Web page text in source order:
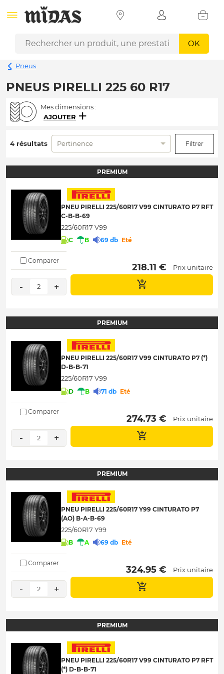
OK
Pneus
PNEUS PIRELLI 225 60 R17
Mes dimensions :
AJOUTER
4 résultats Pertinence Filtrer
PREMIUM
PNEU PIRELLI 225/60R17 V99 CINTURATO P7 RFT
C-B-B-69
225/60R17 V99
C B 69 db Eté
Comparer
- 2 +
218.11 € Prix unitaire
PREMIUM
PNEU PIRELLI 225/60R17 V99 CINTURATO P7 (*)
D-B-B-71
225/60R17 V99
D B 71 db Eté
Comparer
- 2 +
274.73 € Prix unitaire
PREMIUM
PNEU PIRELLI 225/60R17 Y99 CINTURATO P7
(AO) B-A-B-69
225/60R17 Y99
B A 69 db Eté
Comparer
- 2 +
324.95 € Prix unitaire
PREMIUM
PNEU PIRELLI 225/60R17 V99 CINTURATO P7 RFT
(*) D-B-B-71